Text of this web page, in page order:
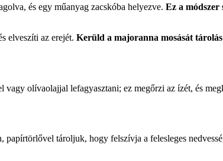
és egy műanyag zacskóba helyezve. Ez a módszer
elveszíti az erejét. Kerüld a majoranna mosását
olívaolajjal lefagyasztani; ez megőrzi az ízét, és
papírtörlővel tároljuk, hogy felszívja a felesleges